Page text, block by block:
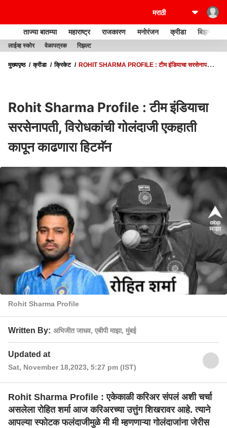
ताज्या बातम्या महाराष्ट्र राजकारण मनोरंजन क्रीडा बिझनेस
लाईव्ह स्कोर वेळापत्रक रिझल्ट
मुख्यपृष्ठ क्रीडा क्रिकेट
ROHIT SHARMA PROFILE : टीम इंडियाचा सरसेनापती,
Rohit Sharma Profile : टीम इंडियाचा
सरसेनापती, विरोधकांची गोलंदाजी एकहाती
कापून काढणारा हिटमॅन
Rohit Sharma Profile
Written By: अभिजीत जाधव, एबीपी माझा, मुंबई
Updated at
Sat, November 18,2023, 5:27 pm (IST)
Rohit Sharma Profile : एकेकाळी करिअर संपलं अशी चर्चा
असलेला रोहित शर्मा आज करिअरच्या उत्तुंग शिखरावर आहे. त्याने
आपल्या स्फोटक फलंदाजीमुळे मी मी म्हणणाऱ्या गोलंदाजांना जेरीस